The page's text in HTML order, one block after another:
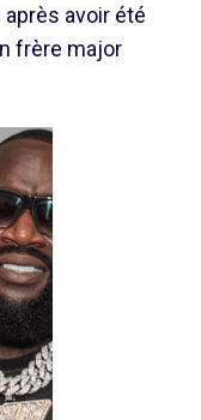
avoir été
frère major